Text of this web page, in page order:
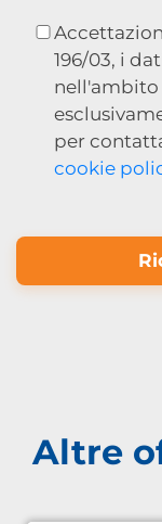
196/03, i
nell'ambito
per
cookie
Altre